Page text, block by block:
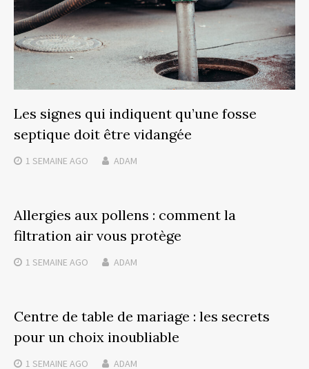
Les signes qui indiquent qu’une fosse
septique doit être vidangée
1 SEMAINE AGO ADAM
Allergies aux pollens : comment la
filtration air vous protège
1 SEMAINE AGO ADAM
Centre de table de mariage : les secrets
pour un choix inoubliable
1 SEMAINE AGO ADAM